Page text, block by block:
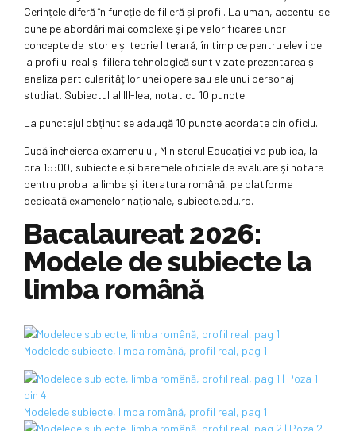
Cerințele diferă în funcție de filieră și profil. La uman, accentul se
pune pe abordări mai complexe și pe valorificarea unor
concepte de istorie și teorie literară, în timp ce pentru elevii de
la profilul real și filiera tehnologică sunt vizate prezentarea și
analiza particularităților unei opere sau ale unui personaj
studiat. Subiectul al III-lea, notat cu 10 puncte
La punctajul obținut se adaugă 10 puncte acordate din oficiu.
După încheierea examenului, Ministerul Educației va publica, la
ora 15:00, subiectele și baremele oficiale de evaluare și notare
pentru proba la limba și literatura română, pe platforma
dedicată examenelor naționale, subiecte.edu.ro.
Bacalaureat 2026:
Modele de subiecte la
limba română
Modelede subiecte, limba română, profil real, pag 1
Modelede subiecte, limba română, profil real, pag 1